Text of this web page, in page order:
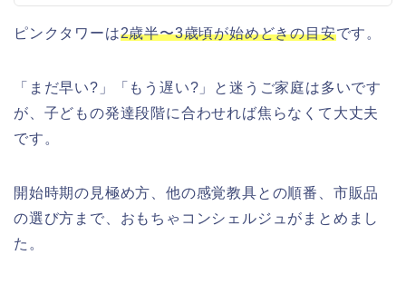
ピンクタワーは2歳半〜3歳頃が始めどきの目安です。
「まだ早い?」「もう遅い?」と迷うご家庭は多いです
が、子どもの発達段階に合わせれば焦らなくて大丈夫
です。
開始時期の見極め方、他の感覚教具との順番、市販品
の選び方まで、おもちゃコンシェルジュがまとめまし
た。